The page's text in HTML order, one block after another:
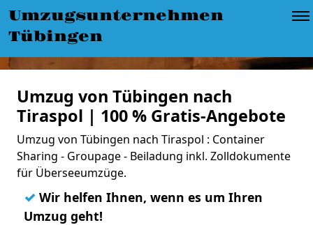
Umzugsunternehmen
Tübingen
Umzug von Tübingen nach
Tiraspol | 100 % Gratis-Angebote
Umzug von Tübingen nach Tiraspol : Container
Sharing - Groupage - Beiladung inkl. Zolldokumente
für Überseeumzüge.
✓ Wir helfen Ihnen, wenn es um Ihren
Umzug geht!